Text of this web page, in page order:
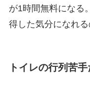
が1時間無料になる
得した気分になれる
トイレの行列苦手